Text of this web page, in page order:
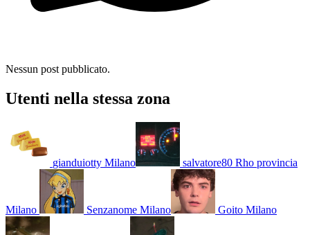
Nessun post pubblicato.
Utenti nella stessa zona
gianduiotty Milano salvatore80 Rho provincia
Milano Senzanome Milano Goito Milano